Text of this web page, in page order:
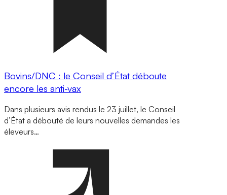
Bovins/DNC : le Conseil d’État déboute
encore les anti-vax
Dans plusieurs avis rendus le 23 juillet, le Conseil
d’État a débouté de leurs nouvelles demandes les
éleveurs…